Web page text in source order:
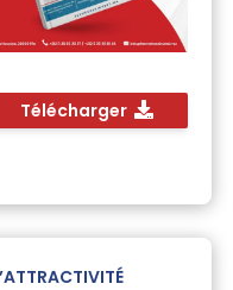
Télécharger